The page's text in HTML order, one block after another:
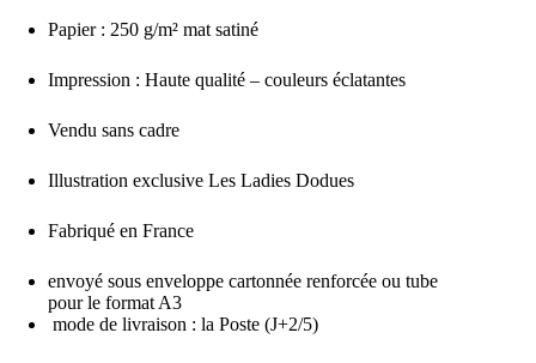
Papier : 250 g/m² mat satiné
Impression : Haute qualité – couleurs éclatantes
Vendu sans cadre
Illustration exclusive Les Ladies Dodues
Fabriqué en France
envoyé sous enveloppe cartonnée renforcée ou tube
pour le format A3
mode de livraison : la Poste (J+2/5)